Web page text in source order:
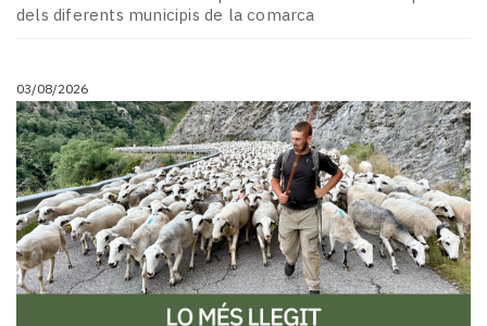
dels diferents municipis de la comarca
03/08/2026